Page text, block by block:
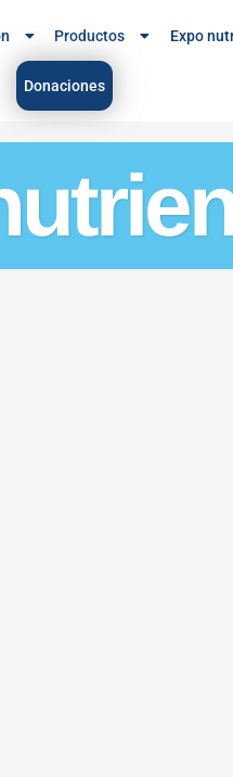
Productos Expo
Donaciones